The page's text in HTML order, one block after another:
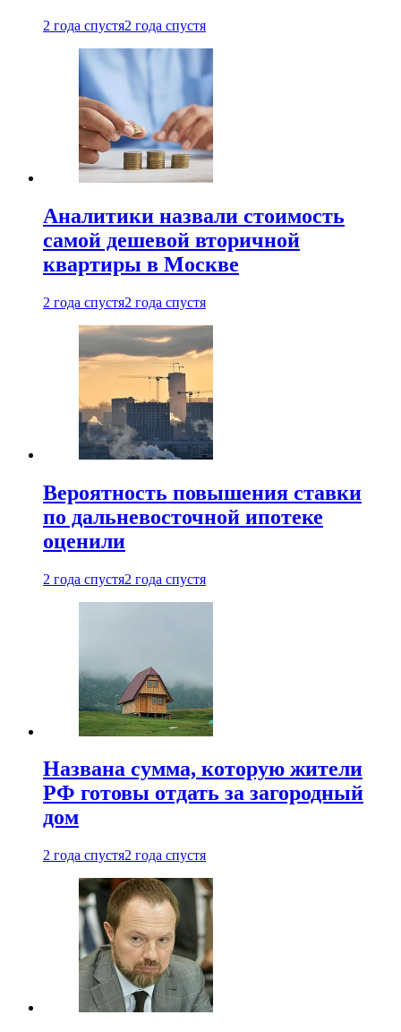
2 года спустя2 года спустя
Аналитики назвали стоимость
самой дешевой вторичной
квартиры в Москве
2 года спустя2 года спустя
Вероятность повышения ставки
по дальневосточной ипотеке
оценили
2 года спустя2 года спустя
Названа сумма, которую жители
РФ готовы отдать за загородный
дом
2 года спустя2 года спустя